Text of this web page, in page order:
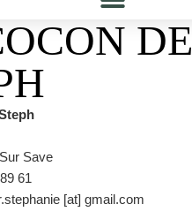
DE
Save
61
[at] gmail.com